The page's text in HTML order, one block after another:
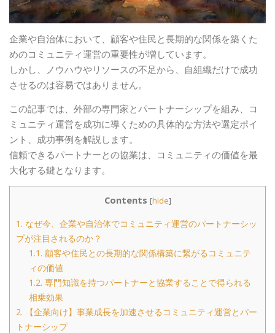
企業や自治体において、顧客や住民と長期的な関係を築くた
めのコミュニティ運営の重要性が増しています。
しかし、ノウハウやリソースの不足から、自組織だけで成功
させるのは容易ではありません。
この記事では、外部の専門家とパートナーシップを組み、コ
ミュニティ運営を成功に導くための具体的な方法や選定ポイ
ント、成功事例を解説します。
信頼できるパートナーとの協業は、コミュニティの価値を最
大化する鍵となります。
Contents [hide]
1. なぜ今、企業や自治体でコミュニティ運営のパートナーシッ
プが注目されるのか？
1.1. 顧客や住民との長期的な関係構築に繋がるコミュニテ
ィの価値
1.2. 専門知識を持つパートナーと協業することで得られる
相乗効果
2. 【企業向け】事業成長を加速させるコミュニティ運営とパー
トナーシップ